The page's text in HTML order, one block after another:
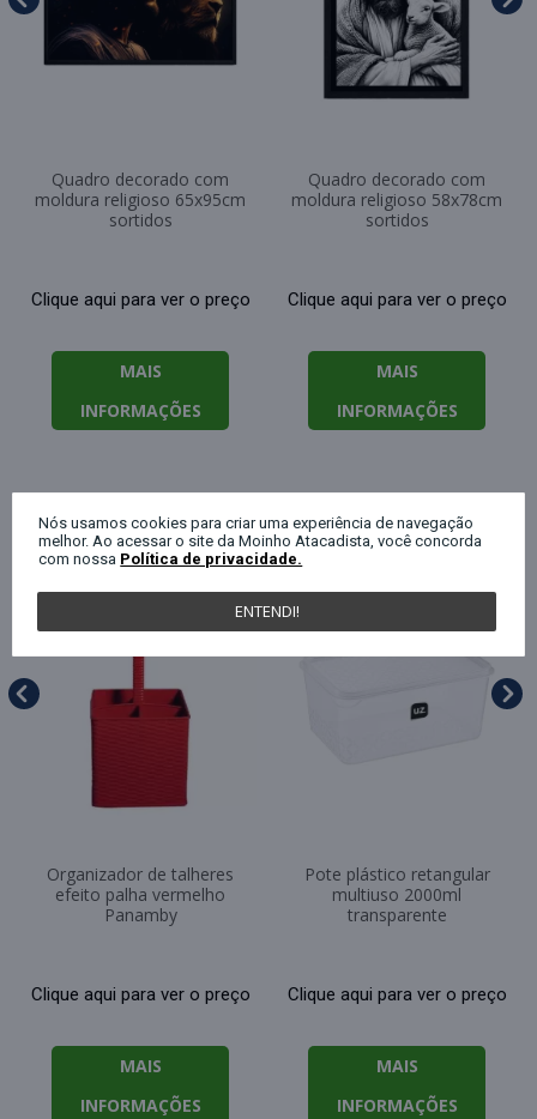
Quadro decorado com
moldura religioso 65x95cm
sortidos
Clique aqui para ver o preço
MAIS
INFORMAÇÕES
Quadro decorado com
moldura religioso 58x78cm
sortidos
Clique aqui para ver o preço
MAIS
INFORMAÇÕES
QUEM COMPROU ESTE PRODUTO,
Organizador de talheres
efeito palha vermelho
Panamby
Clique aqui para ver o preço
MAIS
INFORMAÇÕES
Pote plástico retangular
multiuso 2000ml
transparente
Clique aqui para ver o preço
MAIS
INFORMAÇÕES
Nós usamos cookies para criar uma experiência de navegação
melhor. Ao acessar o site da Moinho Atacadista, você concorda
com nossa Política de privacidade.
ENTENDI!